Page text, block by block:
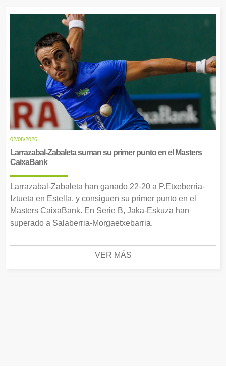
02/08/2026
Larrazabal-Zabaleta suman su primer punto en el Masters
CaixaBank
Larrazabal-Zabaleta han ganado 22-20 a P.Etxeberria-
Iztueta en Estella, y consiguen su primer punto en el
Masters CaixaBank. En Serie B, Jaka-Eskuza han
superado a Salaberria-Morgaetxebarria.
VER MÁS